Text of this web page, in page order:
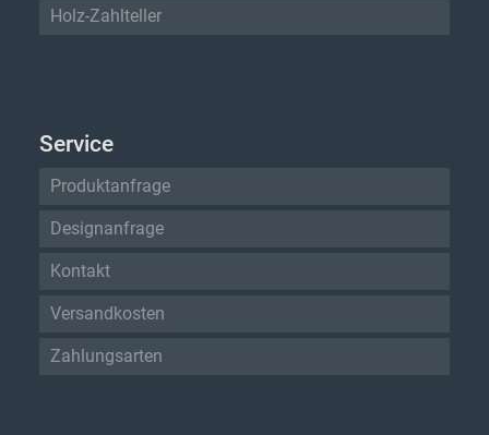
Holz-Zahlteller
Service
Produktanfrage
Designanfrage
Kontakt
Versandkosten
Zahlungsarten